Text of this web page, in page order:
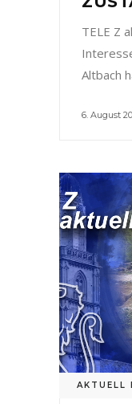
TELE Z
Altbach
6. August
AKTUELL